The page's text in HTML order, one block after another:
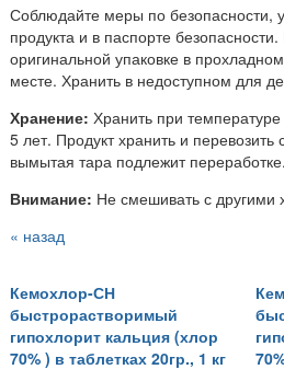
Соблюдайте меры по безопасности,
продукта и в паспорте
оригинальной упаковке в
месте. Хранить в недоступном для
Хранение: Хранить при
5 лет. Продукт хранить и
вымытая тара подлежит переработке.
Внимание: Не смешивать с другими
« назад
Кемохлор-СН
быстрорастворимый
гипохлорит кальция (хлор
70% ) в таблетках 20гр., 1 кг